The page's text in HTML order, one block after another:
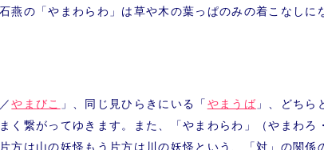
燕の「やまわらわ」は草や木の葉っぱのみの着こなしに
／やまびこ 」、同じ見ひらきにいる「 やまうば 」、どちら
く繋がってゆきます。また、「やまわらわ」（やまわろ
方は山の妖怪もう片方は川の妖怪という、「対」の関係